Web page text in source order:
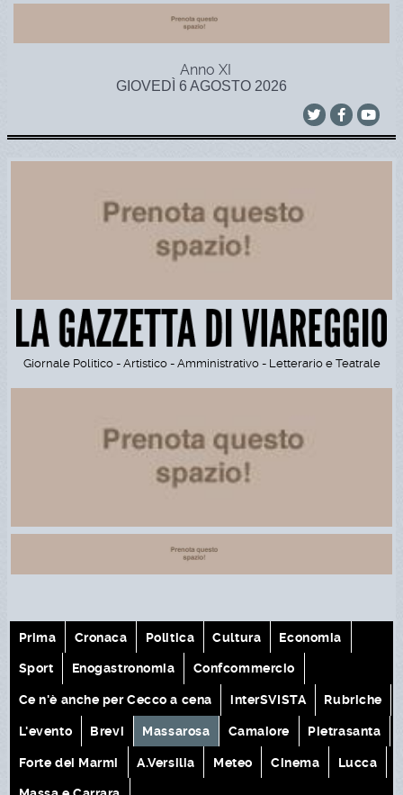
Anno XI
GIOVEDÌ 6 AGOSTO 2026
Giornale Politico - Artistico - Amministrativo - Letterario e Teatrale
Prima Cronaca Politica Cultura Economia
Sport Enogastronomia Confcommercio
Ce n'è anche per Cecco a cena interSVISTA Rubriche
L'evento Brevi Massarosa Camaiore Pietrasanta
Forte dei Marmi A.Versilia Meteo Cinema Lucca